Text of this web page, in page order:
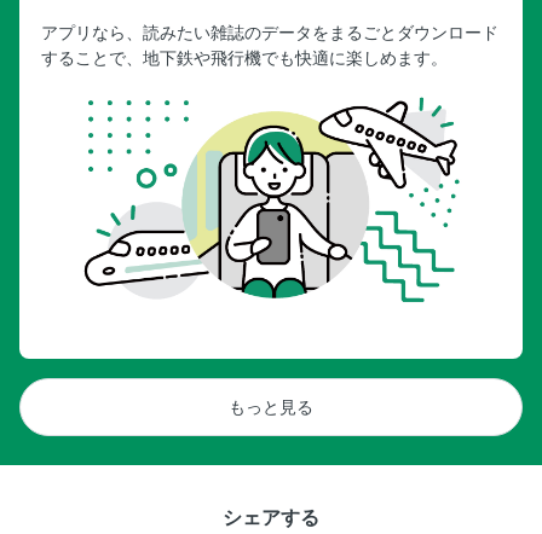
アプリなら、読みたい雑誌のデータをまるごとダウンロード
することで、地下鉄や飛行機でも快適に楽しめます。
もっと見る
シェアする